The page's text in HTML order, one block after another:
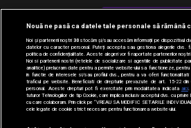
Versiune desktop
Nouă ne pasă ca datele tale personale să rămână
Noi și partenerii noștri30stocăm și/sau accesăm informații pe dispozitivul
datelor cu caracter personal. Puteți accepta sau gestiona alegerile dvs.
politica de confidențialitate. Aceste alegeri vor fi raportate partenerilor
Noi si partenerii nostri (retelele de socializare si agentiile de publicitate
analitice) prelucram date pentru a permite website-ului sa functioneze,
in functie de interesele si/sau profilul dvs., pentru a va oferi
traficul pe website. Beneficiati de drepturile prevazute de art. 15-22 din
personal. Aceste drepturi pot fi exercitate prin modalitatea indicata aici.
tuturor Tehnologiilor de tip Cookie, care implica inclusiv acceptul dvs. cu
cu care colaboram. Prin click pe “VREAU SA MODIFIC SETARILE
cele legate de cookie strict necesare pentru functionarea website-ului.